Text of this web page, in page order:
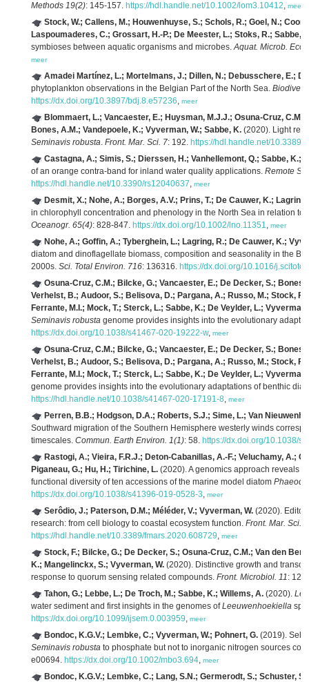
Methods 19(2): 145-157. https://hdl.handle.net/10.1002/lom3.10412, meer
Stock, W.; Callens, M.; Houwenhuyse, S.; Schols, R.; Goel, N.;
Laspoumaderes, C.; Grossart, H.-P.; De Meester, L.; Stoks, R.; Sabbe,
symbioses between aquatic organisms and microbes.Aquat. Microb.
meer
Amadei Martínez, L.; Mortelmans, J.; Dillen, N.; Debusschere, E.;
phytoplankton observations in the Belgian Part of the North Sea.
https://dx.doi.org/10.3897/bdj.8.e57236, meer
Blommaert, L.; Vancaester, E.; Huysman, M.J.J.; Osuna-Cruz,
Bones, A.M.; Vandepoele, K.; Vyverman, W.; Sabbe, K. (2020). Light
Seminavis robusta. Front. Mar. Sci. 7: 192. https://hdl.handle.net/10.3389/
Castagna, A.; Simis, S.; Dierssen, H.; Vanhellemont, Q.; Sabbe, K.;
of an orange contra-band for inland water quality applications. Remote
https://hdl.handle.net/10.3390/rs12040637, meer
Desmit, X.; Nohe, A.; Borges, A.V.; Prins, T.; De Cauwer, K.;
in chlorophyll concentration and phenology in the North Sea in relation
Oceanogr. 65(4): 828-847. https://dx.doi.org/10.1002/lno.11351, meer
Nohe, A.; Goffin, A.; Tyberghein, L.; Lagring, R.; De Cauwer, K.;
diatom and dinoflagellate biomass, composition and seasonality in the
2000s. Sci. Total Environ. 716: 136316. https://dx.doi.org/10.1016/
Osuna-Cruz, C.M.; Bilcke, G.; Vancaester, E.; De Decker, S.; Bones,
Verhelst, B.; Audoor, S.; Belisova, D.; Pargana, A.; Russo, M.; Stock,
Ferrante, M.I.; Mock, T.; Sterck, L.; Sabbe, K.; De Veylder, L.;
Seminavis robusta genome provides insights into the evolutionary
https://dx.doi.org/10.1038/s41467-020-19222-w, meer
Osuna-Cruz, C.M.; Bilcke, G.; Vancaester, E.; De Decker, S.; Bones,
Verhelst, B.; Audoor, S.; Belisova, D.; Pargana, A.; Russo, M.; Stock,
Ferrante, M.I.; Mock, T.; Sterck, L.; Sabbe, K.; De Veylder, L.;
genome provides insights into the evolutionary adaptations of benthic
https://hdl.handle.net/10.1038/s41467-020-17191-8, meer
Perren, B.B.; Hodgson, D.A.; Roberts, S.J.; Sime, L.; Van
Southward migration of the Southern Hemisphere westerly winds
timescales. Commun. Earth Environ. 1(1): 58. https://dx.doi.org/10.1038/
Rastogi, A.; Vieira, F.R.J.; Deton-Cabanillas, A.-F.; Veluchamy, A.;
Piganeau, G.; Hu, H.; Tirichine, L. (2020). A genomics approach reveals
functional diversity of ten accessions of the marine model diatom
https://dx.doi.org/10.1038/s41396-019-0528-3, meer
Serôdio, J.; Paterson, D.M.; Méléder, V.; Vyverman, W. (2020).
research: from cell biology to coastal ecosystem function. Front. Mar. Sci. 7
https://hdl.handle.net/10.3389/fmars.2020.608729, meer
Stock, F.; Bilcke, G.; De Decker, S.; Osuna-Cruz, C.M.; Van den
K.; Mangelinckx, S.; Vyverman, W. (2020). Distinctive growth and
response to quorum sensing related compounds. Front. Microbiol. 11:
Tahon, G.; Lebbe, L.; De Troch, M.; Sabbe, K.; Willems, A. (2020).
water sediment and first insights in the genomes ofLeeuwenhoekiella
https://dx.doi.org/10.1099/ijsem.0.003959, meer
Bondoc, K.G.V.; Lembke, C.; Vyverman, W.; Pohnert, G. (2019).
Seminavis robusta to phosphate but not to inorganic nitrogen sources
e00694. https://dx.doi.org/10.1002/mbo3.694, meer
Bondoc, K.G.V.; Lembke, C.; Lang, S.N.; Germerodt, S.; Schuster,